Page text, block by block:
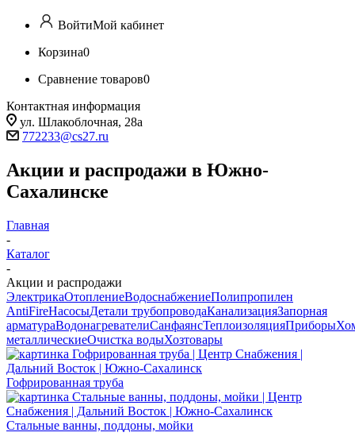
ВойтиМой кабинет
Корзина0
Сравнение товаров0
Контактная информация
ул. Шлакоблочная, 28а
772233@cs27.ru
Акции и распродажи в Южно-
Сахалинске
Главная
-
Каталог
-
Акции и распродажи
ЭлектрикаОтоплениеВодоснабжениеПолипропилен
AntiFireНасосыДетали трубопроводаКанализацияЗапорная
арматураВодонагревателиСанфаянсТеплоизоляцияПриборы
металлическиеОчистка водыХозтовары
Гофрированная труба
Стальные ванны, поддоны, мойки